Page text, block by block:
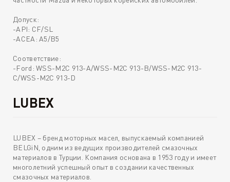
Допуск:
-API: CF/SL
-ACEA: A5/B5
Соответствие:
-Ford: WSS-M2C 913-A/WSS-M2C 913-B/WSS-M2C 913-
C/WSS-M2C 913-D
LUBEX
LUBEX – бренд моторных масел, выпускаемый компанией
BELGiN, одним из ведущих производителей смазочных
материалов в Турции. Компания основана в 1953 году и имеет
многолетний успешный опыт в создании качественных
смазочных материалов.